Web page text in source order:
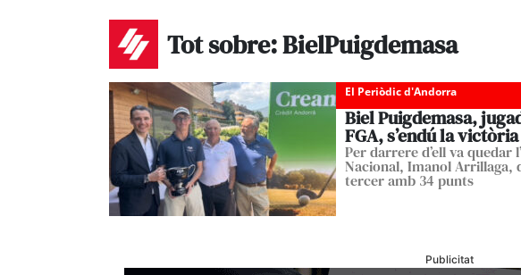
Tot sobre: BielPuigdemasa
El Periòdic d'Andorra
Biel Puigdemasa,
FGA, s’endú la
Per darrere d’ell va quedar
Nacional, Imanol Arrillaga,
tercer amb 34 punts
Publicitat